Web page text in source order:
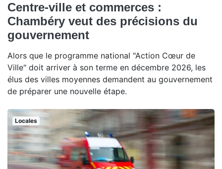
Centre-ville et commerces :
Chambéry veut des précisions du
gouvernement
Alors que le programme national "Action Cœur de
Ville" doit arriver à son terme en décembre 2026, les
élus des villes moyennes demandent au gouvernement
de préparer une nouvelle étape.
Locales